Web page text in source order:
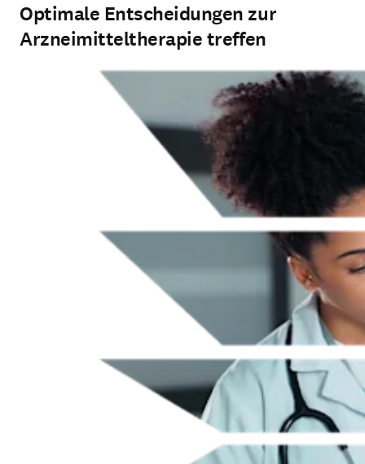
Optimale Entscheidungen zur
Arzneimitteltherapie treffen